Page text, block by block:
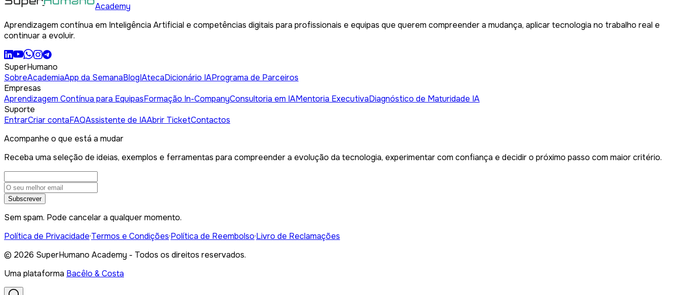
Academy
Aprendizagem contínua em Inteligência Artificial e competências digitais para profissionais e equipas que querem compreender a mudança, aplicar tecnologia no trabalho real e
continuar a evoluir.
SuperHumano
SobreAcademiaApp da SemanaBlogIAtecaDicionário IAPrograma de Parceiros
Empresas
Aprendizagem Contínua para EquipasFormação In-CompanyConsultoria em IAMentoria ExecutivaDiagnóstico de Maturidade IA
Suporte
EntrarCriar contaFAQAssistente de IAAbrir TicketContactos
Acompanhe o que está a mudar
Receba uma seleção de ideias, exemplos e ferramentas para compreender a evolução da tecnologia, experimentar com confiança e decidir o próximo passo com maior critério.
Subscrever
Sem spam. Pode cancelar a qualquer momento.
Política de Privacidade·Termos e Condições·Política de Reembolso·Livro de Reclamações
© 2026 SuperHumano Academy - Todos os direitos reservados.
Uma plataforma Bacêlo & Costa